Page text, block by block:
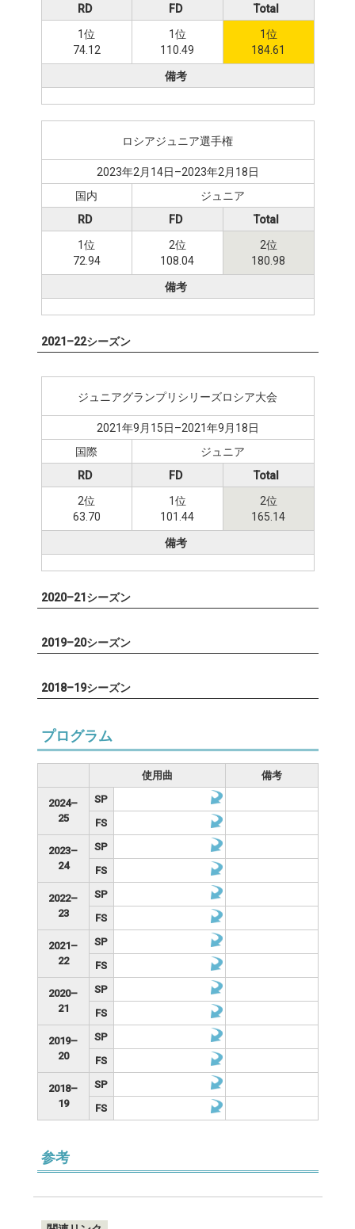
RD
1位
74.12
FD
1位
110.49
Total
1位
184.61
備考
ロシアジュニア選手権
2023年2月14日–2023年2月18日
国内
ジュニア
RD
1位
72.94
FD
2位
108.04
Total
2位
180.98
備考
2021–22シーズン
ジュニアグランプリシリーズロシア大会
2021年9月15日–2021年9月18日
国際
ジュニア
RD
2位
63.70
FD
1位
101.44
Total
2位
165.14
備考
2020–21シーズン
2019–20シーズン
2018–19シーズン
プログラム
使用曲 備考
2024–
25
SP
FS
2023–
24
SP
FS
2022–
23
SP
FS
2021–
22
SP
FS
2020–
21
SP
FS
2019–
20
SP
FS
2018–
19
SP
FS
参考